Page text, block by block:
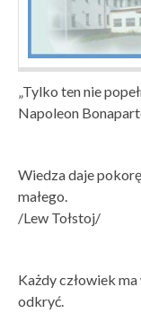
„Tylko ten nie
Napoleon
Wiedza daje
małego.
/Lew Tołstoj/
Każdy człowiek
odkryć.